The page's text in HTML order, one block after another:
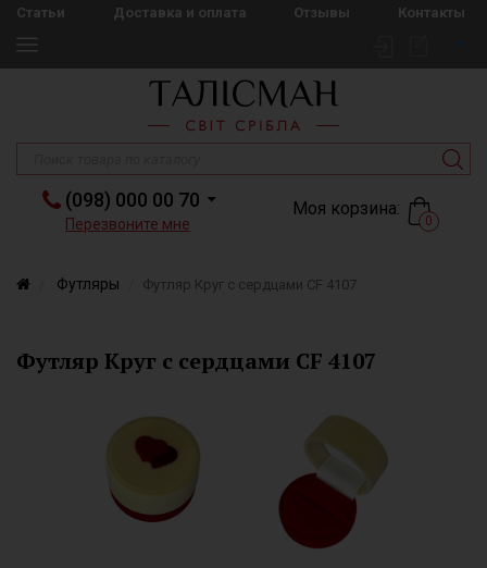
Статьи Доставка и оплата Отзывы Контакты
(098) 000 00 70
Перезвоните мне
Моя корзина:
0
Футляры Футляр Круг с сердцами CF 4107
Футляр Круг с сердцами CF 4107